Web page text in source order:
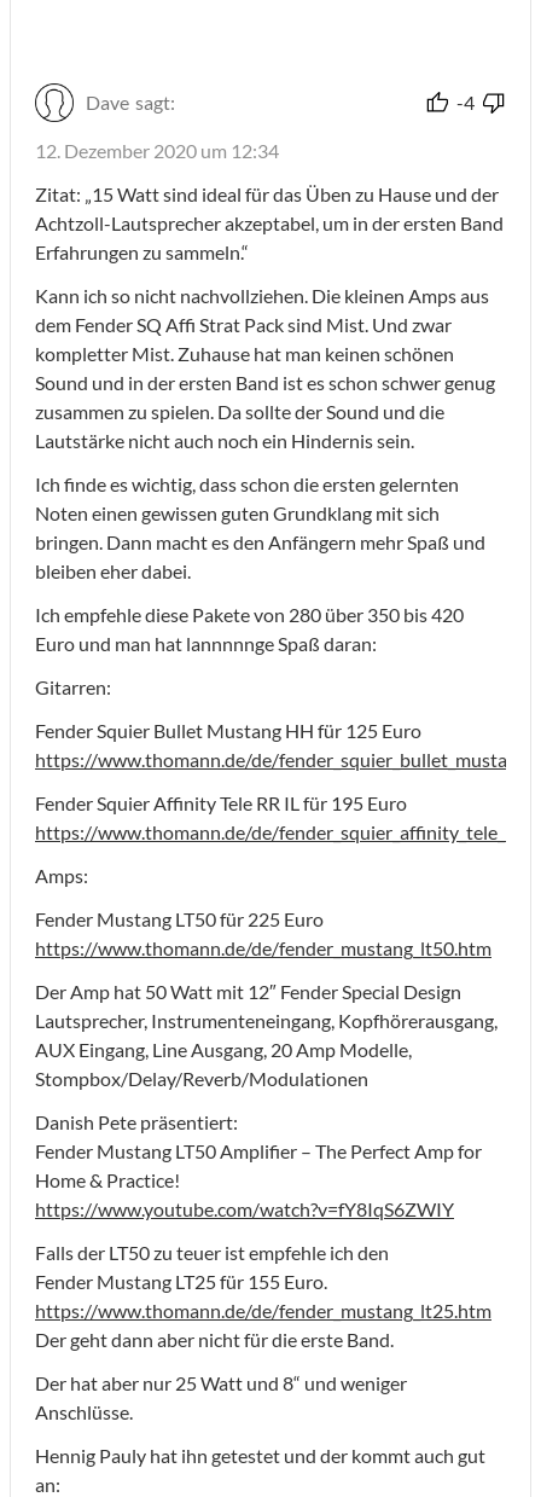
Dave sagt: -4
12. Dezember 2020 um 12:34
Zitat: „15 Watt sind ideal für das Üben zu Hause und der
Achtzoll-Lautsprecher akzeptabel, um in der ersten Band
Erfahrungen zu sammeln.“
Kann ich so nicht nachvollziehen. Die kleinen Amps aus
dem Fender SQ Affi Strat Pack sind Mist. Und zwar
kompletter Mist. Zuhause hat man keinen schönen
Sound und in der ersten Band ist es schon schwer genug
zusammen zu spielen. Da sollte der Sound und die
Lautstärke nicht auch noch ein Hindernis sein.
Ich finde es wichtig, dass schon die ersten gelernten
Noten einen gewissen guten Grundklang mit sich
bringen. Dann macht es den Anfängern mehr Spaß und
bleiben eher dabei.
Ich empfehle diese Pakete von 280 über 350 bis 420
Euro und man hat lannnnnge Spaß daran:
Gitarren:
Fender Squier Bullet Mustang HH für 125 Euro
https://www.thomann.de/de/
Fender Squier Affinity Tele RR IL für 195 Euro
https://www.thomann.de/de/
Amps:
Fender Mustang LT50 für 225 Euro
https://www.thomann.de/de/fender_mustang_lt50.htm
Der Amp hat 50 Watt mit 12″ Fender Special Design
Lautsprecher, Instrumenteneingang, Kopfhörerausgang,
AUX Eingang, Line Ausgang, 20 Amp Modelle,
Stompbox/Delay/Reverb/Modulationen
Danish Pete präsentiert:
Fender Mustang LT50 Amplifier – The Perfect Amp for
Home & Practice!
https://www.youtube.com/watch?v=fY8IqS6ZWIY
Falls der LT50 zu teuer ist empfehle ich den
Fender Mustang LT25 für 155 Euro.
https://www.thomann.de/de/fender_mustang_lt25.htm
Der geht dann aber nicht für die erste Band.
Der hat aber nur 25 Watt und 8“ und weniger
Anschlüsse.
Hennig Pauly hat ihn getestet und der kommt auch gut
an: